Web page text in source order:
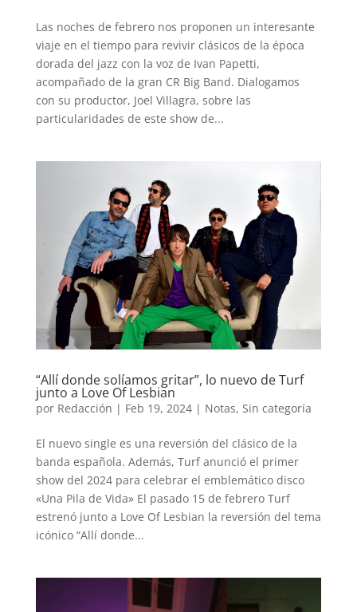
Las noches de febrero nos proponen un interesante
viaje en el tiempo para revivir clásicos de la época
dorada del jazz con la voz de Ivan Papetti,
acompañado de la gran CR Big Band. Dialogamos
con su productor, Joel Villagra, sobre las
particularidades de este show de...
“Allí donde solíamos gritar”, lo nuevo de Turf
junto a Love Of Lesbian
por Redacción | Feb 19, 2024| Notas, Sin categoría
El nuevo single es una reversión del clásico de la
banda española. Además, Turf anunció el primer
show del 2024 para celebrar el emblemático disco
«Una Pila de Vida» El pasado 15 de febrero Turf
estrenó junto a Love Of Lesbian la reversión del tema
icónico “Allí donde...